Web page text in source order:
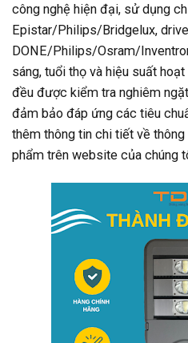
công nghệ hiện đại, sử dụng
Epistar/Philips/Bridgelux,
DONE/Philips/Osram/
sáng, tuổi thọ và hiệu suất
đều được kiểm tra nghiêm
đảm bảo đáp ứng các tiêu
thêm thông tin chi tiết về
phẩm trên website của chúng